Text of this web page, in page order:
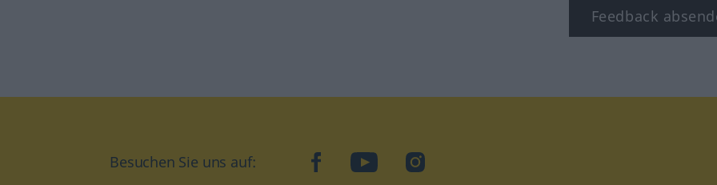
Feedback
Besuchen Sie uns auf: facebookYouTubeInstagram